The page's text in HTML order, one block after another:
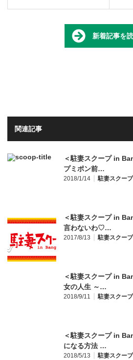
新着記事を
関連記事
＜駐妻スクープ in
プミポン前…
2018/1/14 駐妻スクー
＜駐妻スクープ in
言わないわ♡…
2017/8/13 駐妻スクー
＜駐妻スクープ in
女の人生 ～…
2018/9/11 駐妻スクー
＜駐妻スクープ in
になる方法 …
2018/5/13 駐妻スクー